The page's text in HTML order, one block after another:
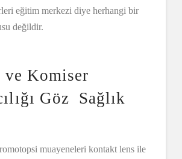
eğitim merkezi diye herhangi bir
değildir.
Komiser
Göz Sağlık
muayeneleri kontakt lens ile